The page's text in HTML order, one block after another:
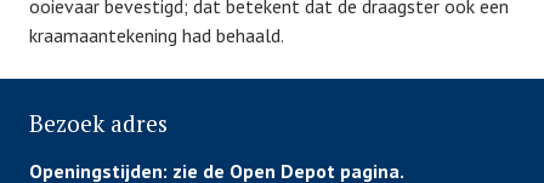
0
1
9
ooievaar bevestigd; dat betekent dat de draagster ook een
kraamaantekening had behaald.
Bezoek adres
Openingstijden: zie de Open Depot pagina.